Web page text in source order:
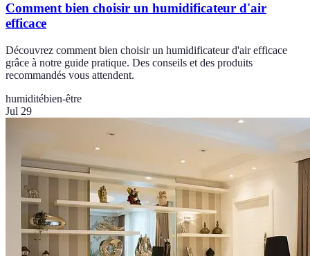
Comment bien choisir un humidificateur d'air
efficace
Découvrez comment bien choisir un humidificateur d'air efficace
grâce à notre guide pratique. Des conseils et des produits
recommandés vous attendent.
humiditébien-être
Jul 29